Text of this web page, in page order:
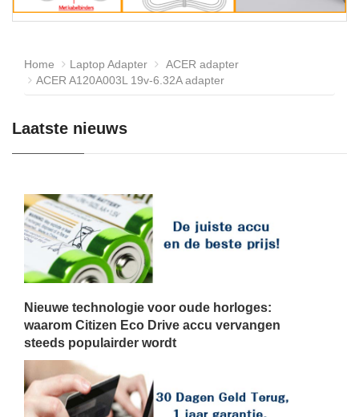
Home Laptop Adapter
ACER adapter
ACER A120A003L 19v-6.32A adapter
Laatste nieuws
Nieuwe technologie voor oude horloges:
waarom Citizen Eco Drive accu vervangen
steeds populairder wordt